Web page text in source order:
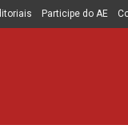
Participe do AE